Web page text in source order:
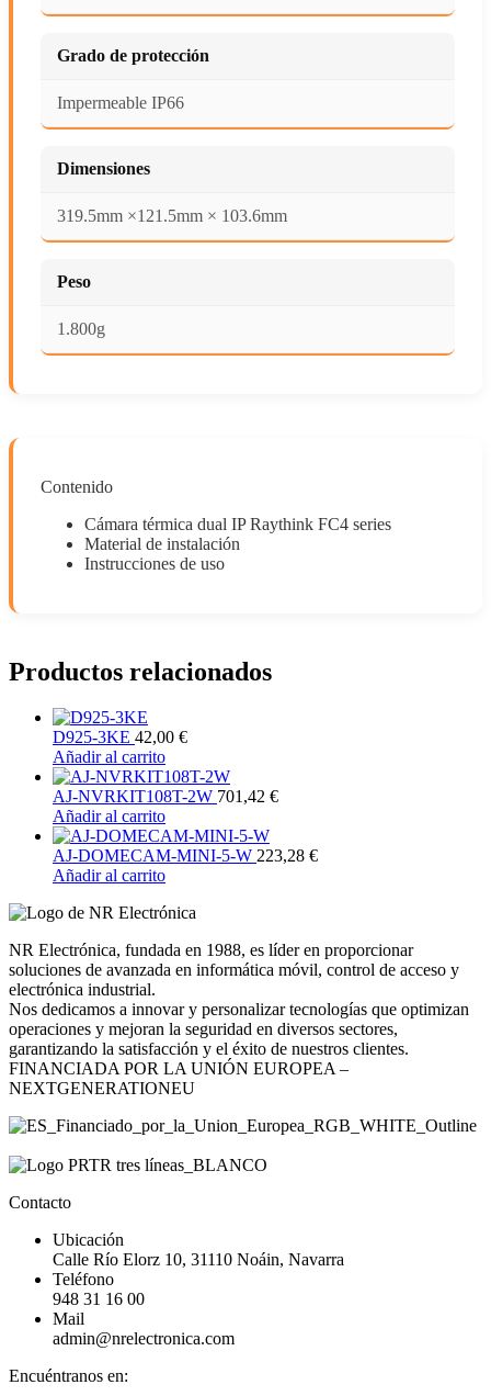
Grado de protección
Impermeable IP66
Dimensiones
319.5mm ×121.5mm × 103.6mm
Peso
1.800g
Contenido
Cámara térmica dual IP Raythink FC4 series
Material de instalación
Instrucciones de uso
Productos relacionados
D925-3KE 42,00 €
Añadir al carrito
AJ-NVRKIT108T-2W 701,42 €
Añadir al carrito
AJ-DOMECAM-MINI-5-W 223,28 €
Añadir al carrito
NR Electrónica, fundada en 1988, es líder en proporcionar
soluciones de avanzada en informática móvil, control de acceso y
electrónica industrial.
Nos dedicamos a innovar y personalizar tecnologías que optimizan
operaciones y mejoran la seguridad en diversos sectores,
garantizando la satisfacción y el éxito de nuestros clientes.
FINANCIADA POR LA UNIÓN EUROPEA –
NEXTGENERATIONEU
Contacto
Ubicación
Calle Río Elorz 10, 31110 Noáin, Navarra
Teléfono
948 31 16 00
Mail
admin@nrelectronica.com
Encuéntranos en: